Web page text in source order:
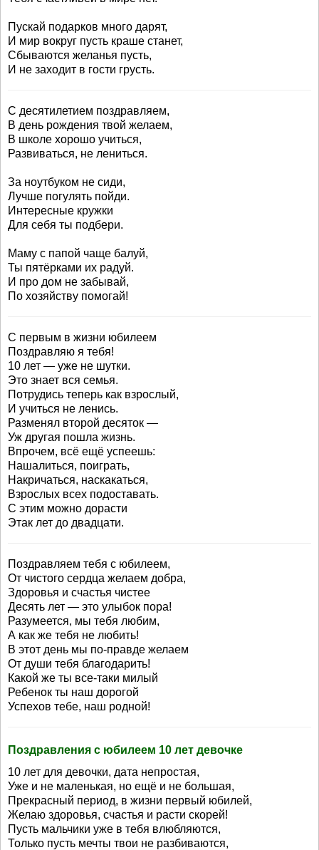
Пускай подарков много дарят,
И мир вокруг пусть краше станет,
Сбываются желанья пусть,
И не заходит в гости грусть.
С десятилетием поздравляем,
В день рождения твой желаем,
В школе хорошо учиться,
Развиваться, не лениться.
За ноутбуком не сиди,
Лучше погулять пойди.
Интересные кружки
Для себя ты подбери.
Маму с папой чаще балуй,
Ты пятёрками их радуй.
И про дом не забывай,
По хозяйству помогай!
С первым в жизни юбилеем
Поздравляю я тебя!
10 лет — уже не шутки.
Это знает вся семья.
Потрудись теперь как взрослый,
И учиться не ленись.
Разменял второй десяток —
Уж другая пошла жизнь.
Впрочем, всё ещё успеешь:
Нашалиться, поиграть,
Накричаться, наскакаться,
Взрослых всех подоставать.
С этим можно дорасти
Этак лет до двадцати.
Поздравляем тебя с юбилеем,
От чистого сердца желаем добра,
Здоровья и счастья чистее
Десять лет — это улыбок пора!
Разумеется, мы тебя любим,
А как же тебя не любить!
В этот день мы по-правде желаем
От души тебя благодарить!
Какой же ты все-таки милый
Ребенок ты наш дорогой
Успехов тебе, наш родной!
Поздравления с юбилеем 10 лет девочке
10 лет для девочки, дата непростая,
Уже и не маленькая, но ещё и не большая,
Прекрасный период, в жизни первый юбилей,
Желаю здоровья, счастья и расти скорей!
Пусть мальчики уже в тебя влюбляются,
Только пусть мечты твои не разбиваются,